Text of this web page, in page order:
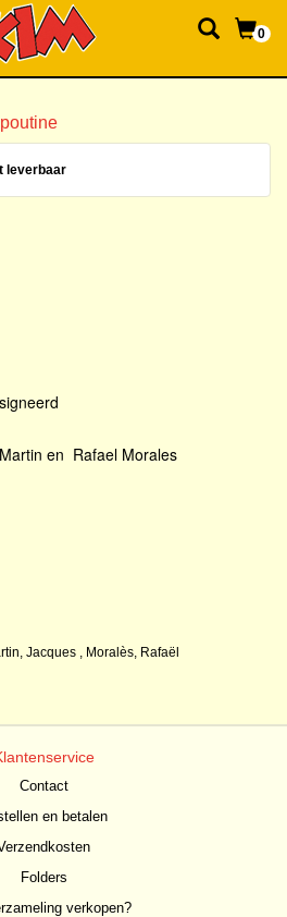
0
leverbaar
en Rafael Morales
Jacques , Moralès, Rafaël
Contact
en betalen
Folders
verkopen?